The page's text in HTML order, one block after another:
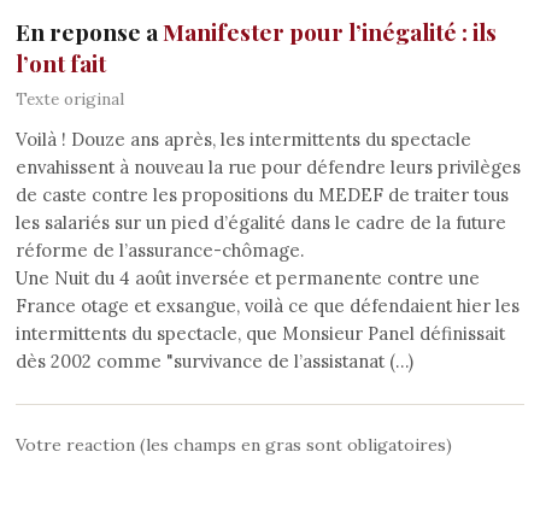
En reponse aManifester pour l’inégalité : ils
l’ont fait
Texte original
Voilà ! Douze ans après, les intermittents du spectacle
envahissent à nouveau la rue pour défendre leurs privilèges
de caste contre les propositions du MEDEF de traiter tous
les salariés sur un pied d’égalité dans le cadre de la future
réforme de l’assurance-chômage.
Une Nuit du 4 août inversée et permanente contre une
France otage et exsangue, voilà ce que défendaient hier les
intermittents du spectacle, que Monsieur Panel définissait
dès 2002 comme "survivance de l’assistanat (…)
Votre reaction (les champs en gras sont obligatoires)